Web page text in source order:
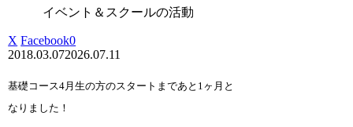
イベント＆スクールの活動
X Facebook0
2018.03.072026.07.11
基礎コース4月生の方のスタートまであと1ヶ月と
なりました！